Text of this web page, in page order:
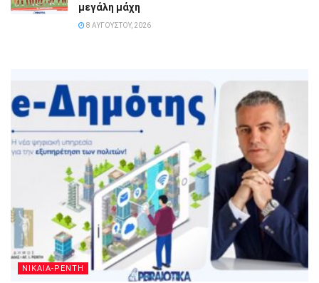
μεγάλη μάχη
8 ΑΥΓΟΎΣΤΟΥ, 2026
ΝΙΚΑΙΑ-ΡΕΝΤΗ